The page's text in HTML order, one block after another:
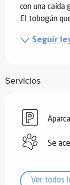
con una caída
El tobogán
Seguir
Servicios
Se
Ver todos